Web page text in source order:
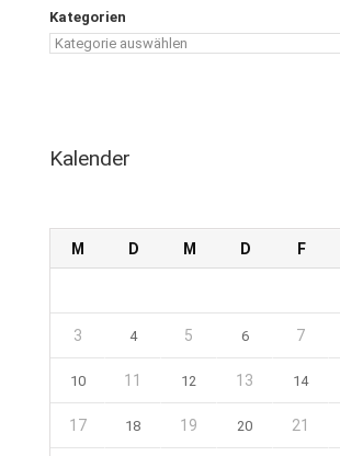
Kategorien
Kalender
M D M D F
3 4 5 6 7
10 11 12 13 14
17 18 19 20 21